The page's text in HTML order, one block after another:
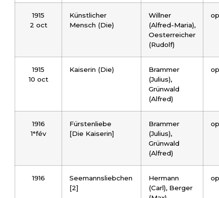
1915
2 oct
Künstlicher
Mensch (Die)
Willner
(Alfred-Maria),
Oesterreicher
(Rudolf)
1915
10 oct
Kaiserin (Die)
Brammer
(Julius),
Grünwald
(Alfred)
1916
1°fév
Fürstenliebe
[Die Kaiserin]
Brammer
(Julius),
Grünwald
(Alfred)
1916
Seemannsliebchen
[2]
Hermann
(Carl), Berger